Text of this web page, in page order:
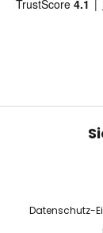
Datenschutz-